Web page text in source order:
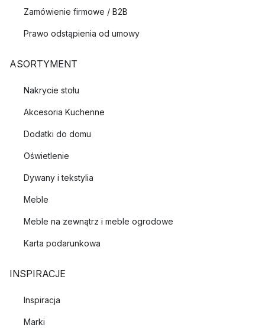
Zamówienie firmowe / B2B
Prawo odstąpienia od umowy
ASORTYMENT
Nakrycie stołu
Akcesoria Kuchenne
Dodatki do domu
Oświetlenie
Dywany i tekstylia
Meble
Meble na zewnątrz i meble ogrodowe
Karta podarunkowa
INSPIRACJE
Inspiracja
Marki